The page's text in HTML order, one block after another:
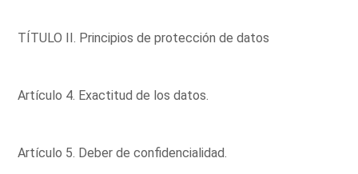
TÍTULO II. Principios de protección de datos
Artículo 4. Exactitud de los datos.
Artículo 5. Deber de confidencialidad.